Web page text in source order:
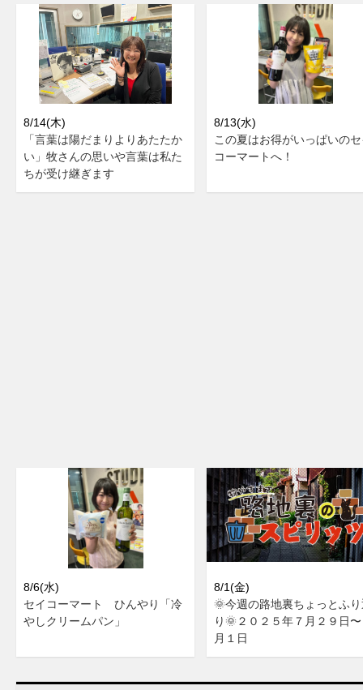
8/14(木)
「言葉は陽だまりよりあたたか
い」牧さんの思いや言葉は私た
ちが受け継ぎます
8/13(水)
この夏はお得がいっぱいの
コーマートへ！
8/6(水)
セイコーマート ひんやり「冷
やしクリームパン」
8/1(金)
🌞今週の路地裏ちょっとふ
り🌞２０２５年７月２９日
月１日